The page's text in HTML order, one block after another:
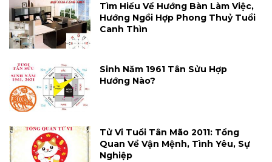
Tìm Hiểu Về Hướng Bàn Làm Việc,
Hướng Ngồi Hợp Phong Thuỷ Tuổi
Canh Thìn
Sinh Năm 1961 Tân Sửu Hợp
Hướng Nào?
Tử Vi Tuổi Tân Mão 2011: Tổng
Quan Về Vận Mệnh, Tình Yêu, Sự
Nghiệp